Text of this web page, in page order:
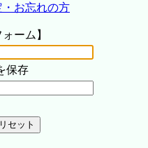
お忘れの方
ーム】
保存